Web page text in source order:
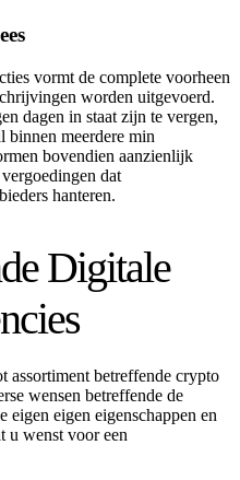
vormt de complete voorheen
worden uitgevoerd.
dagen in staat zijn te vergen,
binnen meerdere min
bovendien aanzienlijk
dat
hanteren.
Digitale
assortiment betreffende crypto
wensen betreffende de
eigen eigen eigenschappen en
u wenst voor een